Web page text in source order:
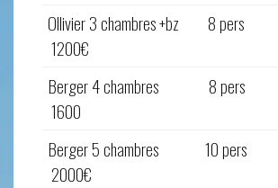
Ollivier 3 chambres +bz
1200€
Berger 4 chambres 8
1600
Berger 5 chambres 10
2000€